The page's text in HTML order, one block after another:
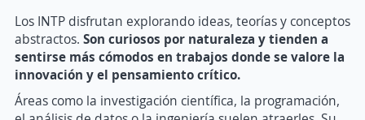
Los INTP disfrutan explorando ideas, teorías y conceptos
abstractos. Son curiosos por naturaleza y tienden a
sentirse más cómodos en trabajos donde se valore la
innovación y el pensamiento crítico.
Áreas como la investigación científica, la programación,